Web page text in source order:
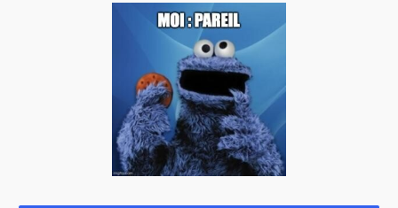
Abonnez-vous à notre newsletter pour recevoir les infos
sur les évènements, les offres d’emploi
J'accepte de recevoir la newsletter de La Cantine et je prends
connaissance de lapolitique de confidentialité.
Vous pouvez à tout moment utiliser le lien de désabonnement